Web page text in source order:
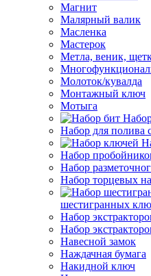
Магнит
Малярный валик
Масленка
Мастерок
Метла, веник,
Молоток/кувалда
Монтажный ключ
Мотыга
Набор для полива
Набор
Набор
Набор торцевых
шестигранных
Набор
Набор
Навесной замок
Наждачная бумага
Накидной ключ